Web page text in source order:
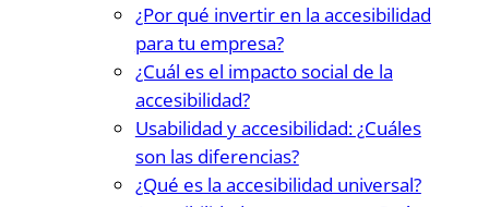
¿Por qué invertir en la accesibilidad
para tu empresa?
¿Cuál es el impacto social de la
accesibilidad?
Usabilidad y accesibilidad: ¿Cuáles
son las diferencias?
¿Qué es la accesibilidad universal?